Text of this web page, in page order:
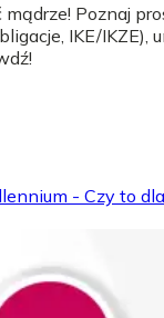
Poznaj
IKE/IKZE),
- Czy to